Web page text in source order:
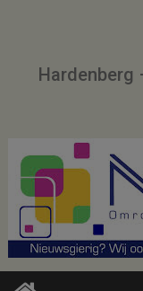
Hardenberg